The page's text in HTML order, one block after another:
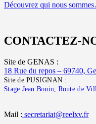
Découvrez qui nous
CONTACTEZ-
Site de GENAS :
18 Rue du repos – 69740,
Site de PUSIGNAN :
Stage Jean Bouin, Route de
Mail : secretariat@reelxv.fr